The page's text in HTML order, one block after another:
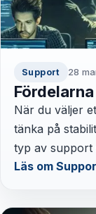
Support 28
När du väljer
tänka på
typ av support
Läs om